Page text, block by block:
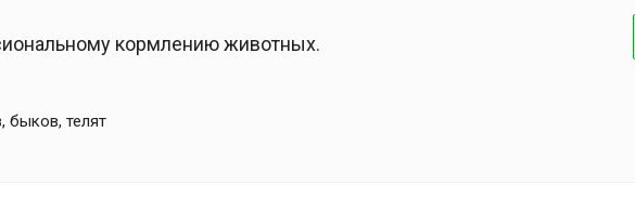
кормлению животных.
быков, телят